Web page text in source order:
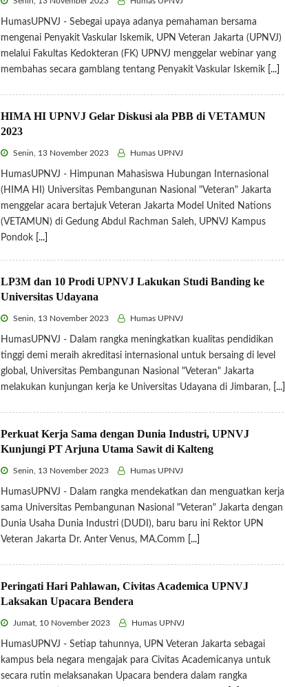
HumasUPNVJ - Sebegai upaya adanya pemahaman bersama
mengenai Penyakit Vaskular Iskemik, UPN Veteran Jakarta (UPNVJ)
melalui Fakultas Kedokteran (FK) UPNVJ menggelar webinar yang
membahas secara gamblang tentang Penyakit Vaskular Iskemik [...]
HIMA HI UPNVJ Gelar Diskusi ala PBB di VETAMUN
2023
Senin, 13 November 2023 Humas UPNVJ
HumasUPNVJ - Himpunan Mahasiswa Hubungan Internasional
(HIMA HI) Universitas Pembangunan Nasional "Veteran" Jakarta
menggelar acara bertajuk Veteran Jakarta Model United Nations
(VETAMUN) di Gedung Abdul Rachman Saleh, UPNVJ Kampus
Pondok [...]
LP3M dan 10 Prodi UPNVJ Lakukan Studi Banding ke
Universitas Udayana
Senin, 13 November 2023 Humas UPNVJ
HumasUPNVJ - Dalam rangka meningkatkan kualitas pendidikan
tinggi demi meraih akreditasi internasional untuk bersaing di level
global, Universitas Pembangunan Nasional "Veteran" Jakarta
melakukan kunjungan kerja ke Universitas Udayana di Jimbaran, [...]
Perkuat Kerja Sama dengan Dunia Industri, UPNVJ
Kunjungi PT Arjuna Utama Sawit di Kalteng
Senin, 13 November 2023 Humas UPNVJ
HumasUPNVJ - Dalam rangka mendekatkan dan menguatkan kerja
sama Universitas Pembangunan Nasional "Veteran" Jakarta dengan
Dunia Usaha Dunia Industri (DUDI), baru baru ini Rektor UPN
Veteran Jakarta Dr. Anter Venus, MA.Comm
[...]
Peringati Hari Pahlawan, Civitas Academica UPNVJ
Laksakan Upacara Bendera
Jumat, 10 November 2023 Humas UPNVJ
HumasUPNVJ - Setiap tahunnya, UPN Veteran Jakarta sebagai
kampus bela negara mengajak para Civitas Academicanya untuk
secara rutin melaksanakan Upacara bendera dalam rangka